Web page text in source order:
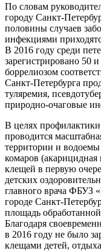
По словам
городу Санкт-
половины случаев
инфекциями
В 2016 году среди
зарегистрировано 50
боррелиозом
Санкт-Петербурга
туляремия,
природно-очаговые
В целях профилактики
проводится
территории и
комаров
клещей в первую
детских
главного врача ФБУЗ
городе Санкт-
площадь
Благодаря
в 2016 году не было
клещами детей,